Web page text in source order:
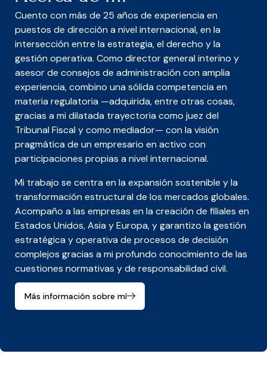
Cuento con más de 25 años de experiencia en
puestos de dirección a nivel internacional, en la
intersección entre la estrategia, el derecho y la
gestión operativa. Como director general interino y
asesor de consejos de administración con amplia
experiencia, combino una sólida competencia en
materia regulatoria —adquirida, entre otras cosas,
gracias a mi dilatada trayectoria como juez del
Tribunal Fiscal y como mediador— con la visión
pragmática de un empresario en activo con
participaciones propias a nivel internacional.
Mi trabajo se centra en la expansión sostenible y la
transformación estructural de los mercados globales.
Acompaño a las empresas en la creación de filiales en
Estados Unidos, Asia y Europa, y garantizo la gestión
estratégica y operativa de procesos de decisión
complejos gracias a mi profundo conocimiento de las
cuestiones normativas y de responsabilidad civil.
Más información sobre mí